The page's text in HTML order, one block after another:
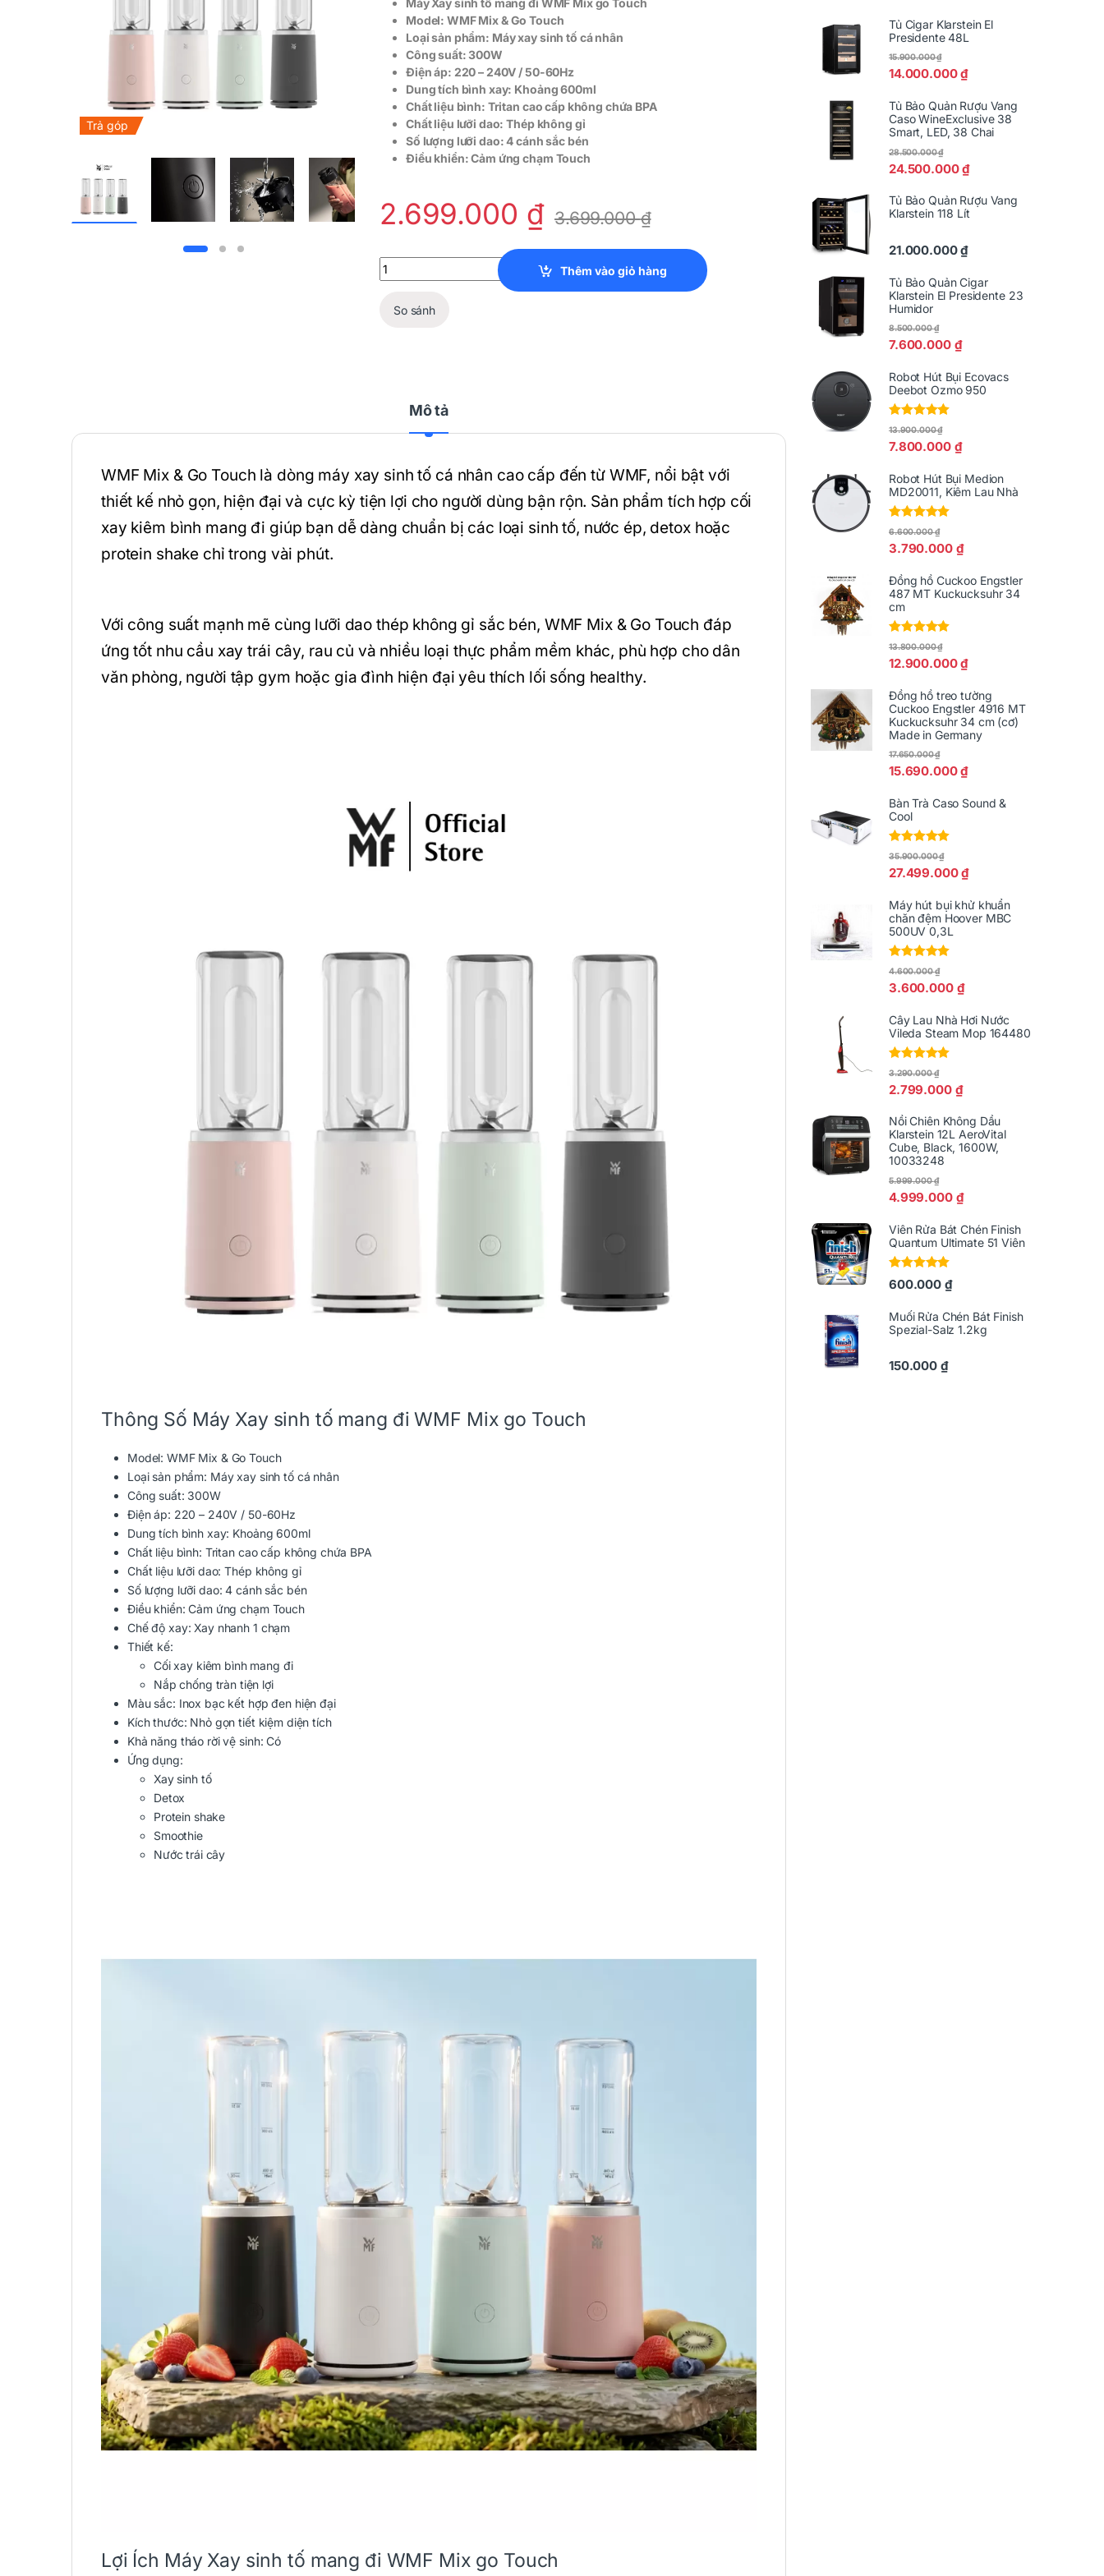
Trả góp
Máy Xay sinh tố mang đi WMF Mix go Touch
Model: WMF Mix & Go Touch
Loại sản phẩm: Máy xay sinh tố cá nhân
Công suất: 300W
Điện áp: 220 – 240V / 50-60Hz
Dung tích bình xay: Khoảng 600ml
Chất liệu bình: Tritan cao cấp không chứa BPA
Chất liệu lưỡi dao: Thép không gỉ
Số lượng lưỡi dao: 4 cánh sắc bén
Điều khiển: Cảm ứng chạm Touch
2.699.000 ₫ 3.699.000₫
Máy Xay sinh tố mang đi WMF Mix go Touch quantity
Thêm vào giỏ hàng
So sánh
Mô tả
WMF Mix & Go Touch là dòng máy xay sinh tố cá nhân cao cấp đến từ WMF, nổi bật với
thiết kế nhỏ gọn, hiện đại và cực kỳ tiện lợi cho người dùng bận rộn. Sản phẩm tích hợp cối
xay kiêm bình mang đi giúp bạn dễ dàng chuẩn bị các loại sinh tố, nước ép, detox hoặc
protein shake chỉ trong vài phút.
Với công suất mạnh mẽ cùng lưỡi dao thép không gỉ sắc bén, WMF Mix & Go Touch đáp
ứng tốt nhu cầu xay trái cây, rau củ và nhiều loại thực phẩm mềm khác, phù hợp cho dân
văn phòng, người tập gym hoặc gia đình hiện đại yêu thích lối sống healthy.
Thông Số Máy Xay sinh tố mang đi WMF Mix go Touch
Model: WMF Mix & Go Touch
Loại sản phẩm: Máy xay sinh tố cá nhân
Công suất: 300W
Điện áp: 220 – 240V / 50-60Hz
Dung tích bình xay: Khoảng 600ml
Chất liệu bình: Tritan cao cấp không chứa BPA
Chất liệu lưỡi dao: Thép không gỉ
Số lượng lưỡi dao: 4 cánh sắc bén
Điều khiển: Cảm ứng chạm Touch
Chế độ xay: Xay nhanh 1 chạm
Thiết kế:
Cối xay kiêm bình mang đi
Nắp chống tràn tiện lợi
Màu sắc: Inox bạc kết hợp đen hiện đại
Kích thước: Nhỏ gọn tiết kiệm diện tích
Khả năng tháo rời vệ sinh: Có
Ứng dụng:
Xay sinh tố
Detox
Protein shake
Smoothie
Nước trái cây
Lợi Ích Máy Xay sinh tố mang đi WMF Mix go Touch
Tủ Cigar Klarstein El
Presidente 48L
14.000.000₫
15.900.000₫
Tủ Bảo Quản Rượu Vang
Caso WineExclusive 38
Smart, LED, 38 Chai
24.500.000₫
28.500.000₫
Tủ Bảo Quản Rượu Vang
Klarstein 118 Lít
21.000.000₫
Tủ Bảo Quản Cigar
Klarstein El Presidente 23
Humidor
7.600.000 ₫
8.500.000₫
Robot Hút Bụi Ecovacs
Deebot Ozmo 950
Được xếp
5
sao
7.800.000 ₫
13.900.000₫
Robot Hút Bụi Medion
MD20011, Kiêm Lau Nhà
Được xếp
5
sao
3.790.000 ₫
6.600.000₫
Đồng hồ Cuckoo Engstler
487 MT Kuckucksuhr 34
cm
Được xếp
5
sao
12.900.000₫
13.800.000₫
Đồng hồ treo tường
Cuckoo Engstler 4916 MT
Kuckucksuhr 34 cm (cơ)
Made in Germany
15.690.000₫
17.650.000₫
Bàn Trà Caso Sound &
Cool
Được xếp
5
sao
27.499.000₫
35.900.000₫
Máy hút bụi khử khuẩn
chăn đệm Hoover MBC
500UV 0,3L
Được xếp
5
sao
3.600.000 ₫
4.600.000₫
Cây Lau Nhà Hơi Nước
Vileda Steam Mop 164480
Được xếp
5
sao
2.799.000 ₫
3.290.000₫
Nồi Chiên Không Dầu
Klarstein 12L AeroVital
Cube, Black, 1600W,
10033248
4.999.000 ₫
5.999.000₫
Viên Rửa Bát Chén Finish
Quantum Ultimate 51 Viên
Được xếp
hạng5.005
600.000 ₫
Muối Rửa Chén Bát Finish
Spezial-Salz 1.2kg
150.000 ₫